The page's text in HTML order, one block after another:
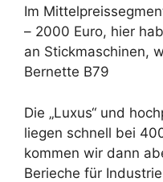
Im
– 2000 Euro, hier
an Stickmaschinen,
Bernette B79
Die „Luxus“ und
liegen schnell bei
kommen wir dann
Berieche für